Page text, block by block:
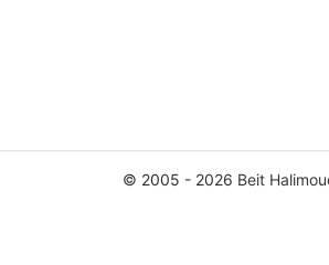
© 2005 - 2026 Beit